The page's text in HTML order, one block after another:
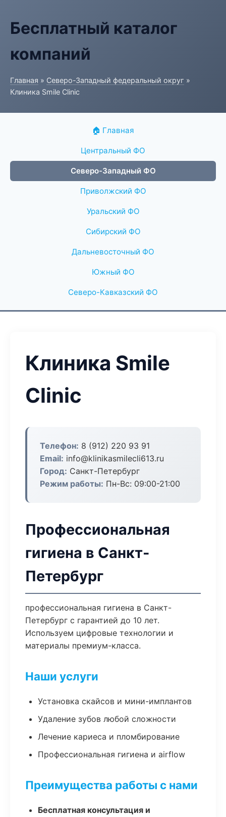
Бесплатный каталог
компаний
Главная » Северо-Западный федеральный округ »
Клиника Smile Clinic
🏠 Главная
Центральный ФО
Северо-Западный ФО
Приволжский ФО
Уральский ФО
Сибирский ФО
Дальневосточный ФО
Южный ФО
Северо-Кавказский ФО
Клиника Smile
Clinic
Телефон: 8 (912) 220 93 91
Email: info@klinikasmilecli613.ru
Город: Санкт-Петербург
Режим работы: Пн-Вс: 09:00-21:00
Профессиональная
гигиена в Санкт-
Петербург
профессиональная гигиена в Санкт-
Петербург с гарантией до 10 лет.
Используем цифровые технологии и
материалы премиум-класса.
Наши услуги
Установка скайсов и мини-имплантов
Удаление зубов любой сложности
Лечение кариеса и пломбирование
Профессиональная гигиена и airflow
Преимущества работы с нами
Бесплатная консультация и